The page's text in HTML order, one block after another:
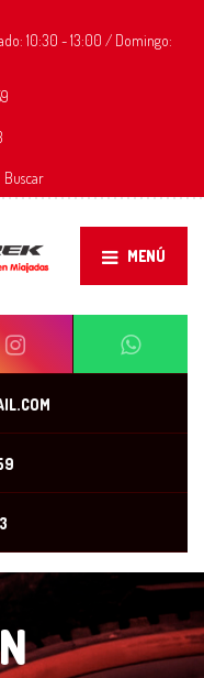
10:30 - 13:00 / Domingo:
Buscar
MENÚ